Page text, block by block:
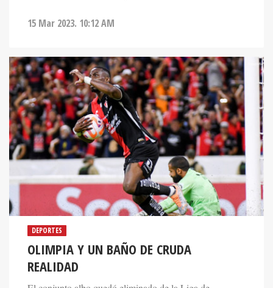
15 Mar 2023. 10:12 AM
DEPORTES
OLIMPIA Y UN BAÑO DE CRUDA
REALIDAD